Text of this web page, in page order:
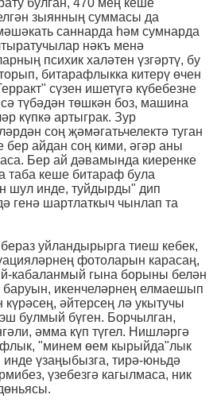
булган, 470 мең кеше
зыянның суммасы да
саннарда һәм сумнарда
нәкъ менә
психик халәтен үзгәртү, бу
битарафлыкка китерү өчен
сүзен ишетүгә күбебезне
түбәдән төшкән боз, машина
күпкә артыграк. Зур
соң җәмәгатьчелектә туган
бер айдан соң кими, әгәр аны
Бер ай дәвамында киеренке
таба кеше битараф була
шул инде, туйдырды" дип
генә шартлаткыч чынлап та
уйландырырга тиеш кебек,
фотоларын карасаң,
кабаланмый гына борыны белән
икенчеләрнең елмаешып
әйтерсең лә укытучы
булмый бүген. Борчылган,
әмма күп түгел. Нишләргә
"минем өем кырыйда"лык
инде үзаңыбызга, тирә-юньдә
үзебезгә кагылмаса, ник